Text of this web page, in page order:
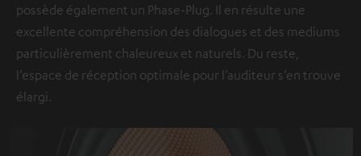
possède également un Phase-Plug. Il en résulte une
excellente compréhension des dialogues et des mediums
particulièrement chaleureux et naturels. Du reste,
l’espace de réception optimale pour l’auditeur s’en trouve
élargi.